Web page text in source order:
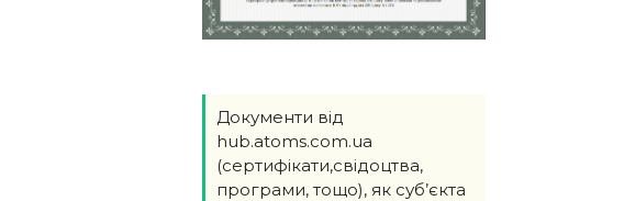
Документи від
hub.atoms.com.ua
(сертифікати,свідоцтва,
програми, тощо), як суб’єкта